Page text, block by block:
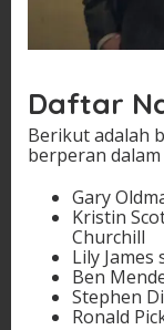
Daftar
Berikut adalah
berperan
Gary
Kristin
Churchill
Lily
Ben
Stephen
Ronald